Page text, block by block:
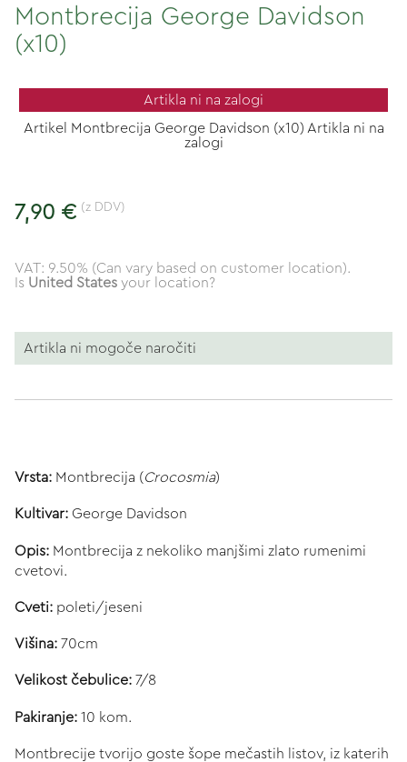
Montbrecija George Davidson
(x10)
Artikla ni na zalogi
Artikel Montbrecija George Davidson (x10) Artikla ni na
zalogi
7,90 € (z DDV)
VAT: 9.50% (Can vary based on customer location).
Is United States your location?
Artikla ni mogoče naročiti
Vrsta: Montbrecija (Crocosmia)
Kultivar: George Davidson
Opis: Montbrecija z nekoliko manjšimi zlato rumenimi
cvetovi.
Cveti: poleti/jeseni
Višina: 70cm
Velikost čebulice: 7/8
Pakiranje: 10 kom.
Montbrecije tvorijo goste šope mečastih listov, iz katerih